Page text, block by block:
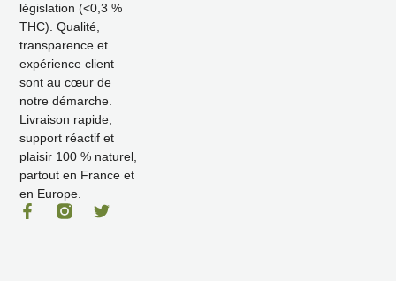
législation (<0,3 %
THC). Qualité,
transparence et
expérience client
sont au cœur de
notre démarche.
Livraison rapide,
support réactif et
plaisir 100 % naturel,
partout en France et
en Europe.
F
T